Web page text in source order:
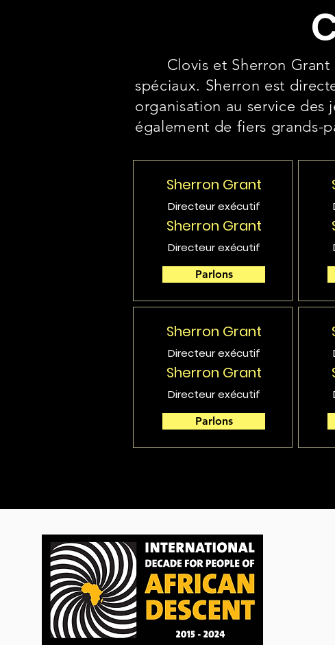
Clovis et Sherron Grant
spéciaux. Sherron est
organisation au service des
également de fiers grands-
Sherron Grant
Directeur exécutif
Sherron Grant
Directeur exécutif
Parlons
Sherron Grant
Directeur exécutif
Sherron Grant
Directeur exécutif
Parlons